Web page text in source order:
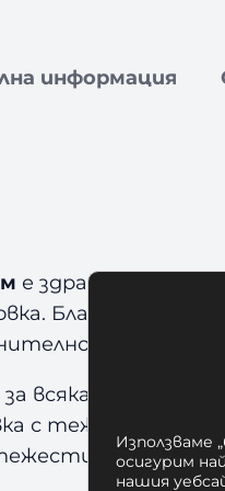
информация
е здрав лост за
Благодарение
фиксират
всякакво ниво –
с тежести,
при
Използваме
осигурим
нашия